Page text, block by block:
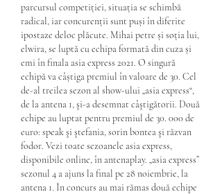
parcursul competiției, situația se schimbă
radical, iar concurenții sunt puși în diferite
ipostaze deloc plăcute. Mihai petre și soția lui,
elwira, se luptă cu echipa formată din cuza și
emi în finala asia express 2021. O singură
echipă va câștiga premiul în valoare de 30. Cel
de-al treilea sezon al show-ului „asia express“,
de la antena 1, şi-a desemnat câştigătorii. Două
echipe au luptat pentru premiul de 30. 000 de
euro: speak şi ştefania, sorin bontea şi răzvan
fodor. Vezi toate sezoanele asia express,
disponibile online, în antenaplay. „asia express”
sezonul 4 a ajuns la final pe 28 noiembrie, la
antena 1. În concurs au mai rămas două echipe